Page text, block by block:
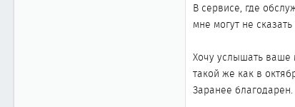
В сервисе, где
мне могут не
Хочу услышать ваше
такой же как в
Заранее благодарен.